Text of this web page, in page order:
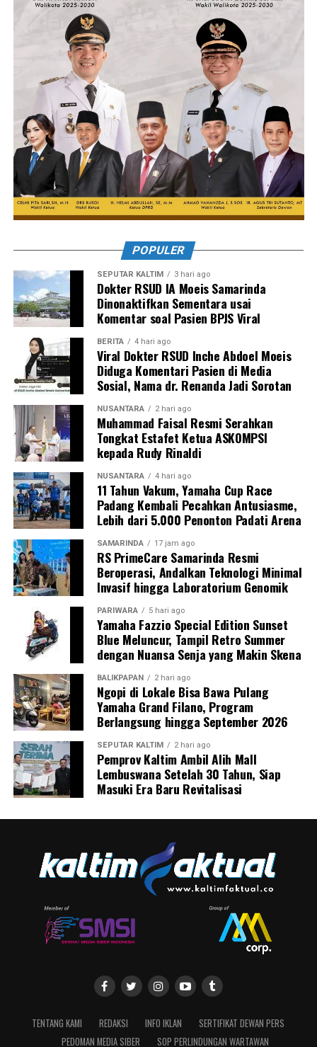
POPULER
SEPUTAR KALTIM 3 hari ago
Dokter RSUD IA Moeis Samarinda
Dinonaktifkan Sementara usai
Komentar soal Pasien BPJS Viral
BERITA 4 hari ago
Viral Dokter RSUD Inche Abdoel Moeis
Diduga Komentari Pasien di Media
Sosial, Nama dr. Renanda Jadi Sorotan
NUSANTARA 2 hari ago
Muhammad Faisal Resmi Serahkan
Tongkat Estafet Ketua ASKOMPSI
kepada Rudy Rinaldi
NUSANTARA 4 hari ago
11 Tahun Vakum, Yamaha Cup Race
Padang Kembali Pecahkan Antusiasme,
Lebih dari 5.000 Penonton Padati Arena
SAMARINDA 17 jam ago
RS PrimeCare Samarinda Resmi
Beroperasi, Andalkan Teknologi Minimal
Invasif hingga Laboratorium Genomik
PARIWARA 5 hari ago
Yamaha Fazzio Special Edition Sunset
Blue Meluncur, Tampil Retro Summer
dengan Nuansa Senja yang Makin Skena
BALIKPAPAN 2 hari ago
Ngopi di Lokale Bisa Bawa Pulang
Yamaha Grand Filano, Program
Berlangsung hingga September 2026
SEPUTAR KALTIM 2 hari ago
Pemprov Kaltim Ambil Alih Mall
Lembuswana Setelah 30 Tahun, Siap
Masuki Era Baru Revitalisasi
TENTANG KAMI REDAKSI INFO IKLAN
SERTIFIKAT DEWAN PERS
PEDOMAN MEDIA SIBER
SOP PERLINDUNGAN WARTAWAN